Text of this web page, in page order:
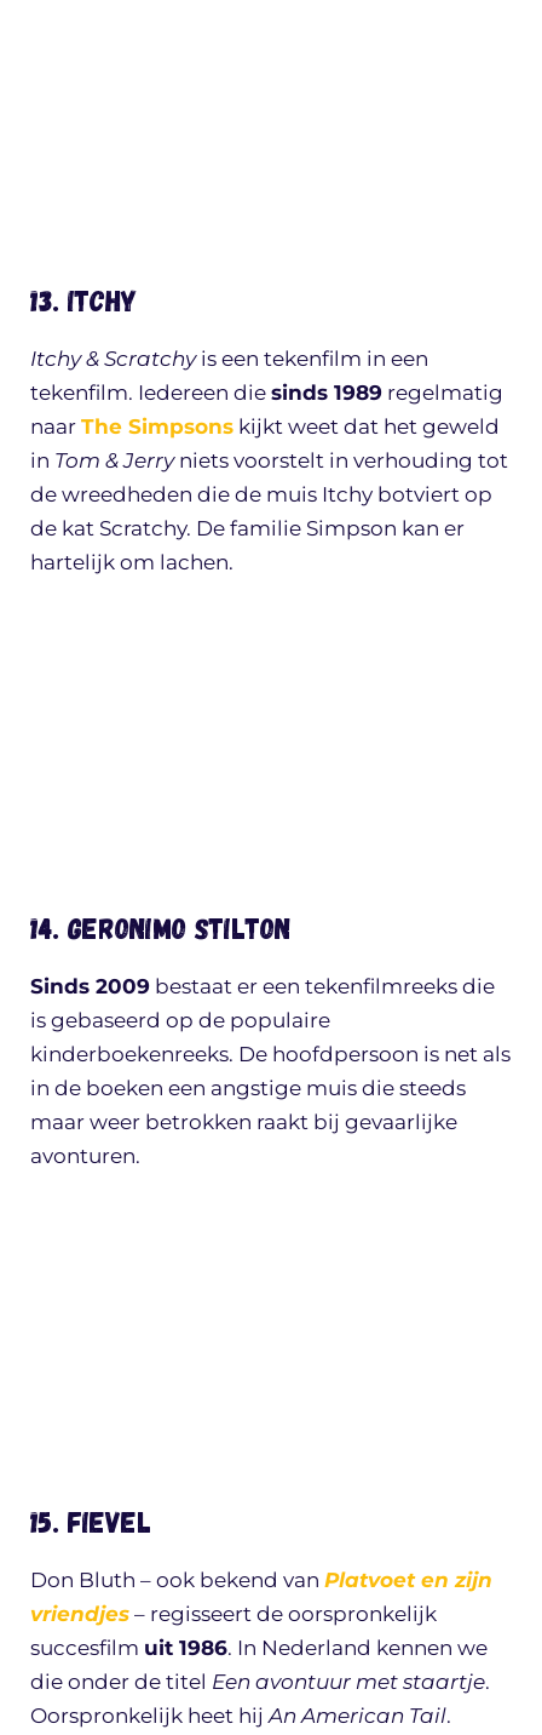
13. Itchy
Itchy & Scratchyis een tekenfilm in een
tekenfilm. Iedereen die sinds 1989 regelmatig
naar The Simpsons kijkt weet dat het geweld
in Tom & Jerryniets voorstelt in verhouding tot
de wreedheden die de muis Itchy botviert op
de kat Scratchy. De familie Simpson kan er
hartelijk om lachen.
14. Geronimo Stilton
Sinds 2009 bestaat er een tekenfilmreeks die
is gebaseerd op de populaire
kinderboekenreeks. De hoofdpersoon is net als
in de boeken een angstige muis die steeds
maar weer betrokken raakt bij gevaarlijke
avonturen.
15. Fievel
Don Bluth – ook bekend van Platvoet en zijn
vriendjes – regisseert de oorspronkelijk
succesfilm uit 1986. In Nederland kennen we
die onder de titel Een avontuur met staartje.
Oorspronkelijk heet hijAn American Tail.